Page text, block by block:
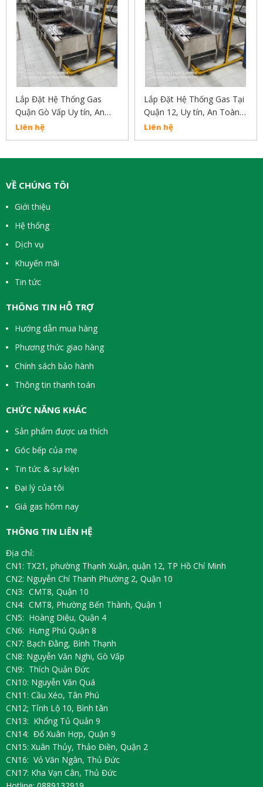
Lắp Đặt Hệ Thống Gas
Quận Gò Vấp Uy tín, An
Toàn, Chất Lượng Liên hệ
02838304030
Liên hệ
Lắp Đặt Hệ Thống Gas Tại
Quận 12, Uy tín, An Toàn,
Chất Lượng Liên Hệ:
02838304030
Liên hệ
VỀ CHÚNG TÔI
Giới thiệu
Hệ thống
Dịch vụ
Khuyến mãi
Tin tức
THÔNG TIN HỖ TRỢ
Hướng dẫn mua hàng
Phương thức giao hàng
Chính sách bảo hành
Thông tin thanh toán
CHỨC NĂNG KHÁC
Sản phẩm được ưa thích
Góc bếp của mẹ
Tin tức & sự kiện
Đại lý của tôi
Giá gas hôm nay
THÔNG TIN LIÊN HỆ
Địa chỉ:
CN1: TX21, phường Thạnh Xuận, quận 12, TP Hồ Chí Minh
CN2: Nguyễn Chí Thanh Phường 2, Quận 10
CN3: CMT8, Quận 10
CN4: CMT8, Phường Bến Thành, Quận 1
CN5: Hoàng Diệu, Quận 4
CN6: Hưng Phú Quận 8
CN7: Bạch Đằng, Bình Thạnh
CN8: Nguyễn Văn Nghi, Gò Vấp
CN9: Thích Quản Đức
CN10: Nguyễn Văn Quá
CN11: Cầu Xéo, Tân Phú
CN12; Tỉnh Lộ 10, Bình tân
CN13: Khổng Tủ Quản 9
CN14: Đổ Xuân Hợp, Quận 9
CN15: Xuân Thủy, Thảo Điền, Quận 2
CN16: Vỏ Văn Ngân, Thủ Đức
CN17: Kha Vạn Cân, Thủ Đức